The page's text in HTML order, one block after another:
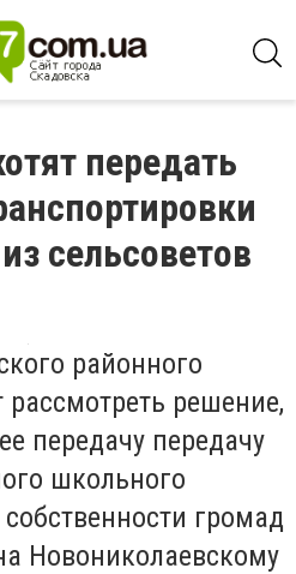
передать
сельсоветов
районного
рассмотреть решение,
передачу передачу
школьного
громад
Новониколаевскому